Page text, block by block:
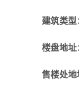
建筑类型
楼盘地址
售楼处地